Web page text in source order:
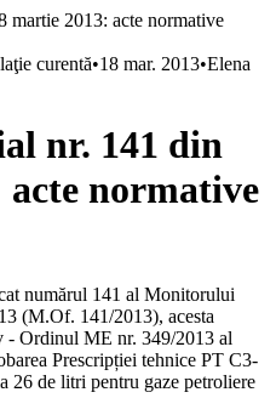
curentă•18 mar. 2013•Elena
nr. 141 din
acte normative
numărul 141 al Monitorului
(M.Of. 141/2013), acesta
- Ordinul ME nr. 349/2013 al
Prescripției tehnice PT C3-
26 de litri pentru gaze petroliere